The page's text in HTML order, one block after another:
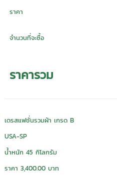
ราคา
จำนวนที่จะซื้อ
ราคารวม
เดรสแฟชั่นรวมผ้า เกรด B
USA-SP
น้ำหนัก 45 กิโลกรัม
ราคา 3,400.00 บาท